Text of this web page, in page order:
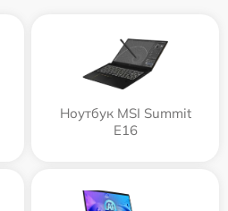
Ноутбук MSI Summit
E16